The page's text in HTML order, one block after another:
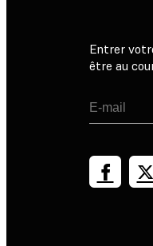
Entrer
être au